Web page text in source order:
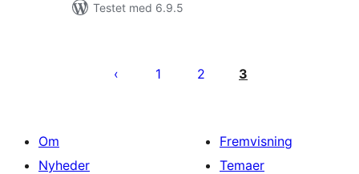
Testet med 6.9.5
1 2 3
Om
Nyheder
Fremvisning
Temaer